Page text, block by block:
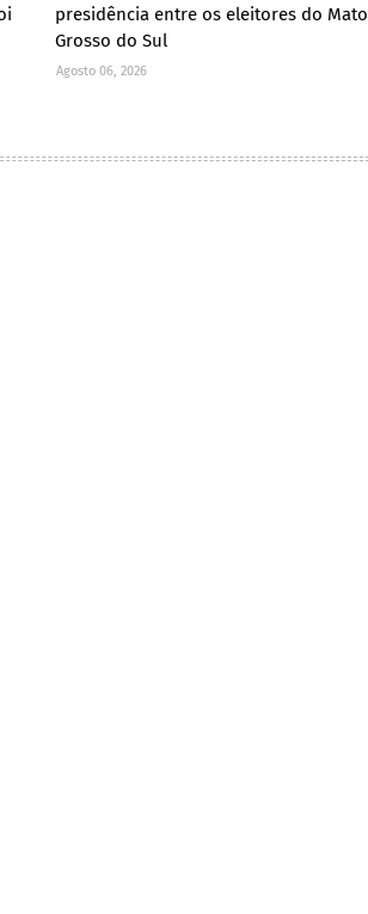
presidência entre os eleitores do Mato
Grosso do Sul
Agosto 06, 2026